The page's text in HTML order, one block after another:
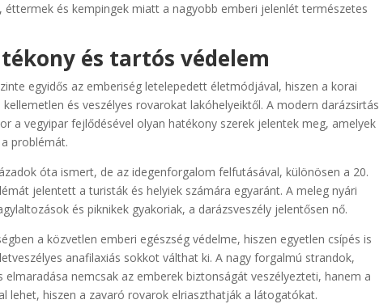
és kempingek miatt a nagyobb emberi jelenlét természetes
és tartós védelem
egyidős az emberiség letelepedett életmódjával, hiszen a korai
és veszélyes rovarokat lakóhelyeiktől. A modern darázsirtás
a vegyipar fejlődésével olyan hatékony szerek jelentek meg, amelyek
problémát.
óta ismert, de az idegenforgalom felfutásával, különösen a 20.
jelentett a turisták és helyiek számára egyaránt. A meleg nyári
és piknikek gyakoriak, a darázsveszély jelentősen nő.
a közvetlen emberi egészség védelme, hiszen egyetlen csípés is
anafilaxiás sokkot válthat ki. A nagy forgalmú strandok,
nemcsak az emberek biztonságát veszélyezteti, hanem a
lehet, hiszen a zavaró rovarok elriaszthatják a látogatókat.